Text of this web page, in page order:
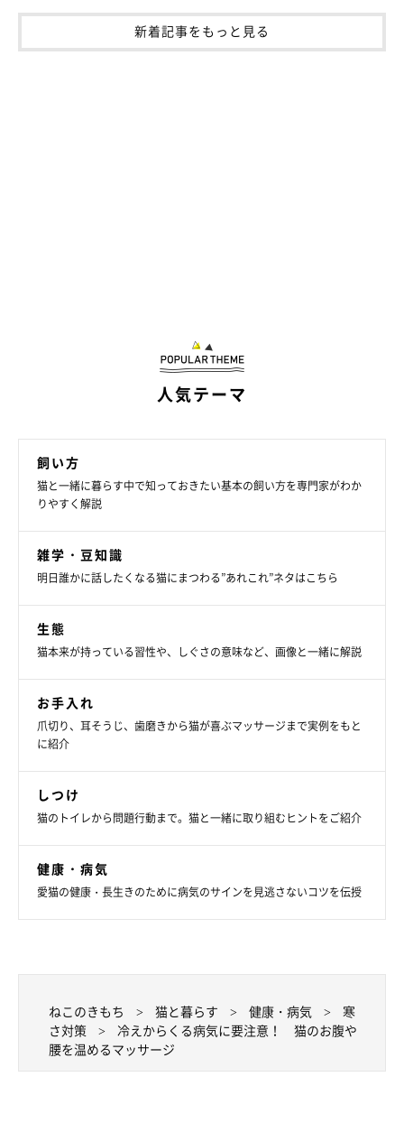
猫の冷えやすい部位② 腰～しっぽ
体の末端にあるしっぽは、空気に触れることが多く冷えやすい部
位。そのしっぽとつながっている腰も、冷えていることが多いの
腰が冷えると腎臓の血流が悪くなり、 膀胱炎や尿石症の原因に。
1. 背骨に沿って人差し指でゆっくり押していく
新着記事をもっと見る
人気テーマ
飼い方
猫と一緒に暮らす中で知っておきたい基本の飼い方を専門家がわか
りやすく解説
雑学・豆知識
明日誰かに話したくなる猫にまつわる”あれこれ”ネタはこちら
生態
猫本来が持っている習性や、しぐさの意味など、画像と一緒に解説
お手入れ
爪切り、耳そうじ、歯磨きから猫が喜ぶマッサージまで実例をもと
に紹介
しつけ
猫のトイレから問題行動まで。猫と一緒に取り組むヒントをご紹介
健康・病気
愛猫の健康・長生きのために病気のサインを見逃さないコツを伝授
ねこのきもち 猫と暮らす 健康・病気
寒
さ対策
冷えからくる病気に要注意！ 猫のお腹や
腰を温めるマッサージ